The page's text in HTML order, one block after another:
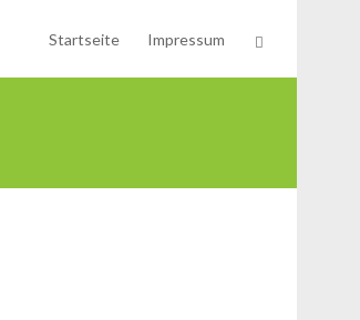
Startseite Impressum